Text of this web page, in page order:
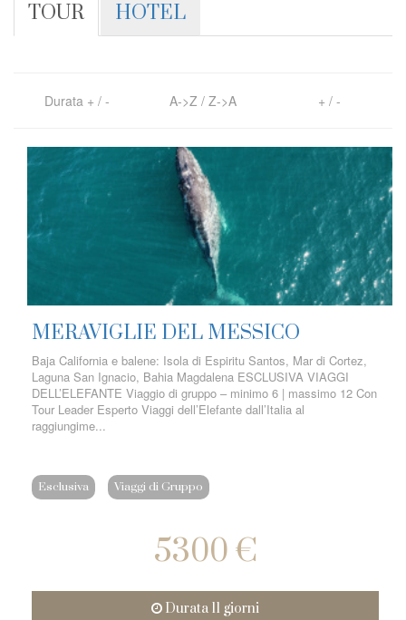
TOUR HOTEL
Durata + / - A->Z / Z->A + / -
MERAVIGLIE DEL MESSICO
Baja California e balene: Isola di Espiritu Santos, Mar di Cortez,
Laguna San Ignacio, Bahia Magdalena ESCLUSIVA VIAGGI
DELL’ELEFANTE Viaggio di gruppo – minimo 6 | massimo 12 Con
Tour Leader Esperto Viaggi dell’Elefante dall’Italia al
raggiungime...
Esclusiva Viaggi di Gruppo
5300 €
Durata 11 giorni